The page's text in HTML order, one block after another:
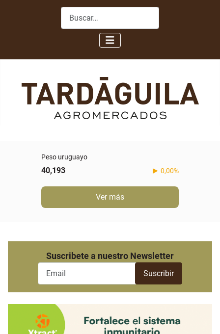
Buscar
Peso uruguayo
40,193 0,00%
Ver más
Suscribete a nuestro Newsletter